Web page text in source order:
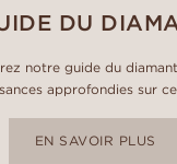
DU
notre guide du
approfondies sur
EN SAVOIR PLUS